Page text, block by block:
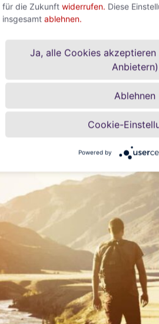
für die Zukunft widerrufen. Diese
insgesamt ablehnen.
Ja, alle Cookies
Anbietern)
Ablehnen
Cookie-
Powered by